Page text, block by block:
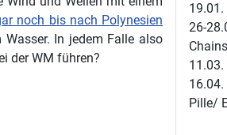
noch bis nach Polynesien
In jedem Falle also
der WM führen?
19.01.
26-
Pille/